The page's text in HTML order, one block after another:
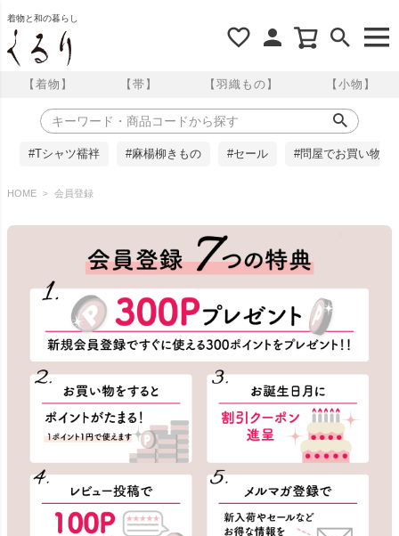
着物と和の暮らし
【着物】 【帯】 【羽織もの】 【小物】
#Tシャツ襦袢 #麻楊柳きもの #セール #問屋でお買い物
HOME 会員登録